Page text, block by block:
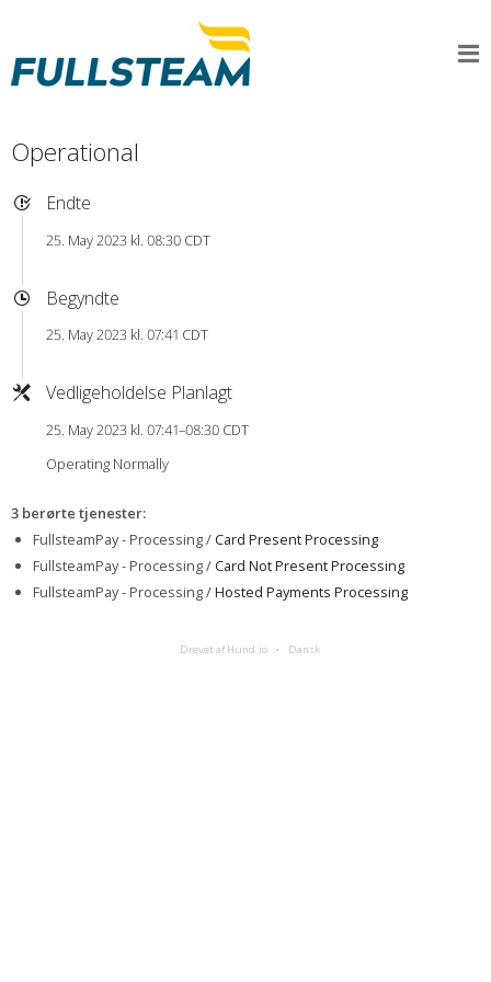
Operational
Endte
25. May 2023 kl. 08:30 CDT
Begyndte
25. May 2023 kl. 07:41 CDT
Vedligeholdelse Planlagt
25. May 2023 kl. 07:41–08:30 CDT
Operating Normally
3 berørte tjenester:
FullsteamPay - Processing /Card Present Processing
FullsteamPay - Processing /Card Not Present Processing
FullsteamPay - Processing /Hosted Payments Processing
Drevet af Hund.io Dansk